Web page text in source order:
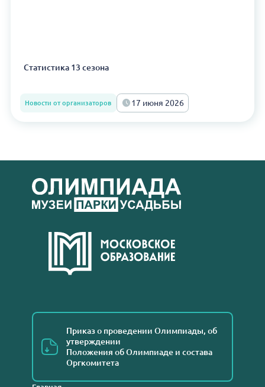
Статистика 13 сезона
Новости от организаторов 17 июня 2026
Приказ о проведении Олимпиады, об
утверждении
Положения об Олимпиаде и состава
Оргкомитета